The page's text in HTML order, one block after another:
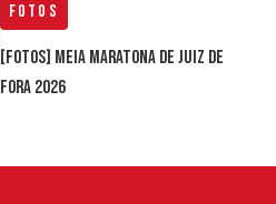
Fotos
[FOTOS] Meia Maratona de Juiz de
Fora 2026